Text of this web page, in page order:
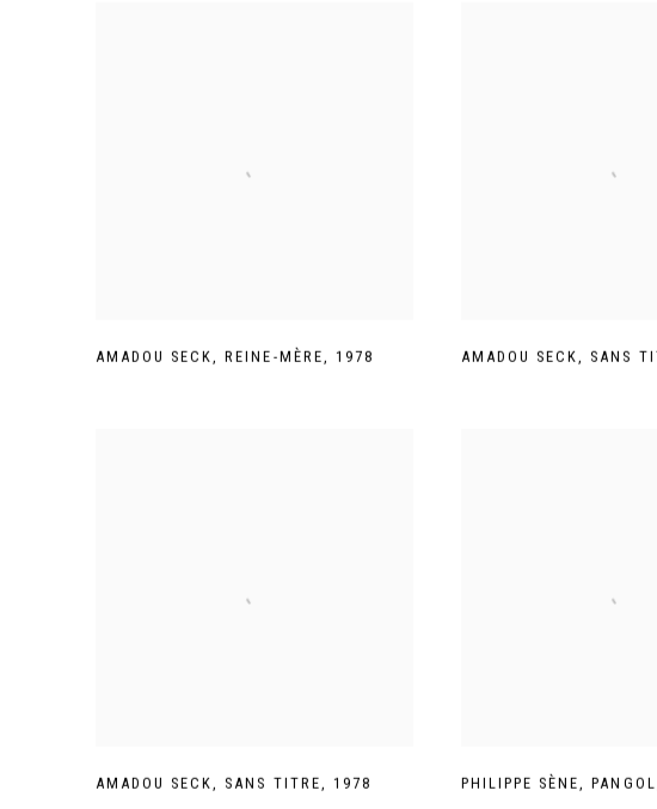
AMADOU SECK,REINE-MÈRE, 1978 AMADOU SECK, SANS
AMADOU SECK, SANS TITRE, 1978 PHILIPPE SÈNE,PANGOL